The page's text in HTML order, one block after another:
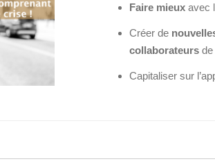
Faire mieux avec
Créer de
collaborateurs de
Capitaliser sur